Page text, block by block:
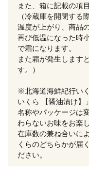
また、箱に記載の項
（冷蔵庫を開閉する
温度が上がり、商品
再び低温になった時
で霜になります。
また霜が発生します
す。）
※北海道海鮮紀行い
いくら 【醤油漬け】
名称やパッケージは
わらないお味をお楽
在庫数の兼ね合いに
くらのどちらかが届
ださい。